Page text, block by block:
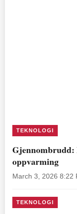
TEKNOLOGI
Gjennombrudd:
oppvarming
March 3, 2026 8:22
TEKNOLOGI